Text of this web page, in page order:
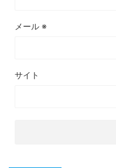
メール ※
サイト